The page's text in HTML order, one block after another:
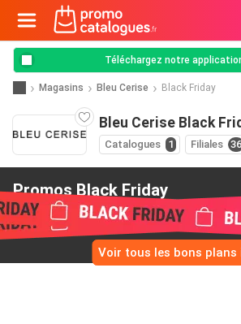
Téléchargez notre
Magasins Bleu Cerise Black Friday
Bleu Cerise Black
Catalogues 1 Filiales 36
Promos Black Friday
de Bleu Cerise
Voir tous les bons plans